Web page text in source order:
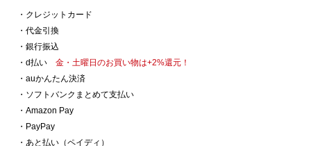
・クレジットカード
・代金引換
・銀行振込
・d払い 金・土曜日のお買い物は+2%還元！
・auかんたん決済
・ソフトバンクまとめて支払い
・Amazon Pay
・PayPay
・あと払い（ペイディ）